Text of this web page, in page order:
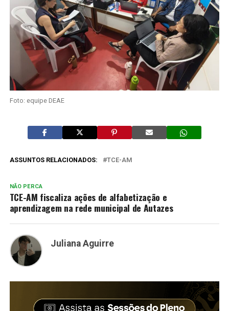
Foto: equipe DEAE
ASSUNTOS RELACIONADOS: TCE-AM
NÃO PERCA
TCE-AM fiscaliza ações de alfabetização e
aprendizagem na rede municipal de Autazes
Juliana Aguirre